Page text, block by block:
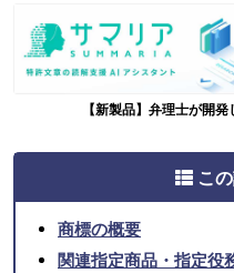
【新製品】弁理士が開
こ
商標の概要
関連指定商品・指定役